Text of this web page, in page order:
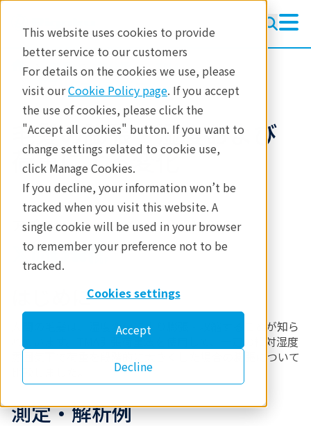
This website uses cookies to provide
better service to our customers
For details on the cookies we use, please
visit ourCookie Policy page. If you accept
the use of cookies, please click the
"Accept all cookies" button. If you want to
change settings related to cookie use,
click Manage Cookies.
If you decline, your information won’t be
tracked when you visit this website. A
single cookie will be used in your browser
to remember your preference not to be
tracked.
Cookies settings
Accept
Decline
製品 熱分析
TMA
アプリケーションノート
毛髪の膨張 湿度および
荷重による変化
アプリケーションノート B-TA1066
はじめに
人間の毛髪は、湿度変化により膨張・収縮することが知ら
れています。TMA引張荷重法を使用して、一定の相対湿度
雰囲気下で荷重を段階的に大きくした場合の膨張について
測定・解析例